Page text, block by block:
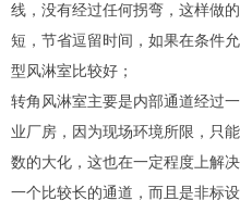
线，没有经过任何拐弯，这样做
短，节省逗留时间，如果在条件
型风淋室比较好；
转角风淋室主要是内部通道经过
业厂房，因为现场环境所限，只
数的大化，这也在一定程度上解
一个比较长的通道，而且是非标